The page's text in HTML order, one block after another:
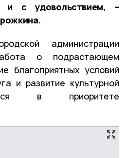
и с удовольствием, –
администрации
о подрастающем
благоприятных условий
и развитие культурной
в приоритете